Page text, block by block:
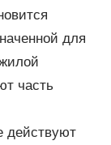
для
часть
действуют